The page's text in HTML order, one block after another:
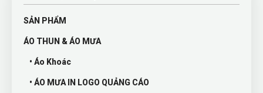
SẢN PHẨM
ÁO THUN & ÁO MƯA
• Áo Khoác
• ÁO MƯA IN LOGO QUẢNG CÁO